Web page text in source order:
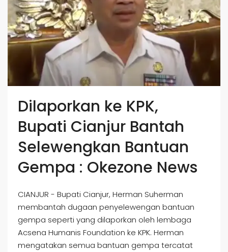
Dilaporkan ke KPK,
Bupati Cianjur Bantah
Selewengkan Bantuan
Gempa : Okezone News
CIANJUR - Bupati Cianjur, Herman Suherman
membantah dugaan penyelewengan bantuan
gempa seperti yang dilaporkan oleh lembaga
Acsena Humanis Foundation ke KPK. Herman
mengatakan semua bantuan gempa tercatat